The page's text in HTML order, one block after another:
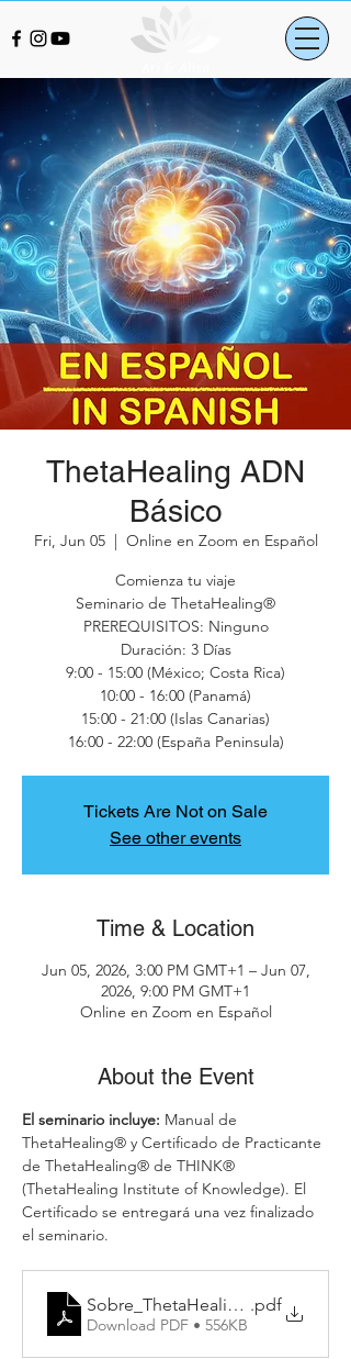
ThetaHealing ADN
Básico
Fri, Jun 05
  |
Online en Zoom en Español
Comienza tu viaje
Seminario de ThetaHealing®
PREREQUISITOS: Ninguno
Duración: 3 Días
9:00 - 15:00 (México; Costa Rica)
10:00 - 16:00 (Panamá)
15:00 - 21:00 (Islas Canarias)
16:00 - 22:00 (España Peninsula)
Tickets Are Not on Sale
See other events
Time & Location
Jun 05, 2026, 3:00 PM GMT+1 – Jun 07,
2026, 9:00 PM GMT+1
Online en Zoom en Español
About the Event
El seminario incluye: Manual de
ThetaHealing® y Certificado de Practicante
de ThetaHealing® de THINK®
(ThetaHealing Institute of Knowledge). El
Certificado se entregará una vez finalizado
el seminario.
Sobre_ThetaHealing_Costa
.pdf
Download PDF • 556KB